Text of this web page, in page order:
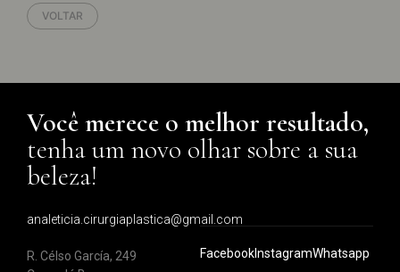
VOLTAR
Você merece o melhor resultado,
tenha um novo olhar sobre a sua
beleza!
analeticia.cirurgiaplastica@gmail.com
R. Célso García, 249
FacebookInstagramWhatsapp